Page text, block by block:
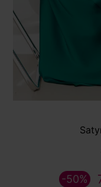
-50%